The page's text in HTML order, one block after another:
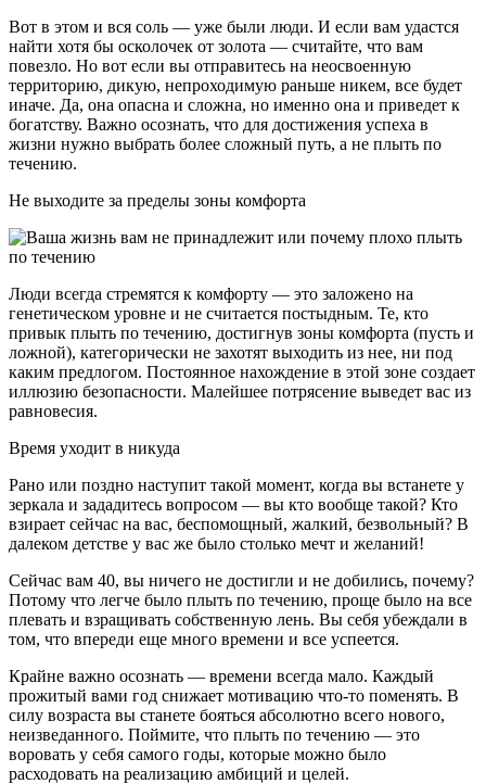
Вот в этом и вся соль — уже были люди. И если вам удастся
найти хотя бы осколочек от золота — считайте, что вам
повезло. Но вот если вы отправитесь на неосвоенную
территорию, дикую, непроходимую раньше никем, все будет
иначе. Да, она опасна и сложна, но именно она и приведет к
богатству. Важно осознать, что для достижения успеха в
жизни нужно выбрать более сложный путь, а не плыть по
течению.
Не выходите за пределы зоны комфорта
Люди всегда стремятся к комфорту — это заложено на
генетическом уровне и не считается постыдным. Те, кто
привык плыть по течению, достигнув зоны комфорта (пусть и
ложной), категорически не захотят выходить из нее, ни под
каким предлогом. Постоянное нахождение в этой зоне создает
иллюзию безопасности. Малейшее потрясение выведет вас из
равновесия.
Время уходит в никуда
Рано или поздно наступит такой момент, когда вы встанете у
зеркала и зададитесь вопросом — вы кто вообще такой? Кто
взирает сейчас на вас, беспомощный, жалкий, безвольный? В
далеком детстве у вас же было столько мечт и желаний!
Сейчас вам 40, вы ничего не достигли и не добились, почему?
Потому что легче было плыть по течению, проще было на все
плевать и взращивать собственную лень. Вы себя убеждали в
том, что впереди еще много времени и все успеется.
Крайне важно осознать — времени всегда мало. Каждый
прожитый вами год снижает мотивацию что-то поменять. В
силу возраста вы станете бояться абсолютно всего нового,
неизведанного. Поймите, что плыть по течению — это
воровать у себя самого годы, которые можно было
расходовать на реализацию амбиций и целей.